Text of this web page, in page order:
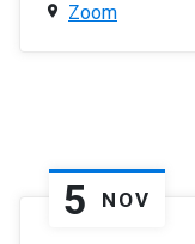
Zoom
5 NOV